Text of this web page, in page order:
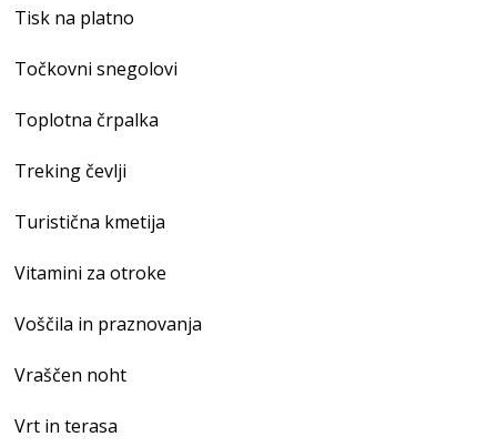
Tisk na platno
Točkovni snegolovi
Toplotna črpalka
Treking čevlji
Turistična kmetija
Vitamini za otroke
Voščila in praznovanja
Vraščen noht
Vrt in terasa